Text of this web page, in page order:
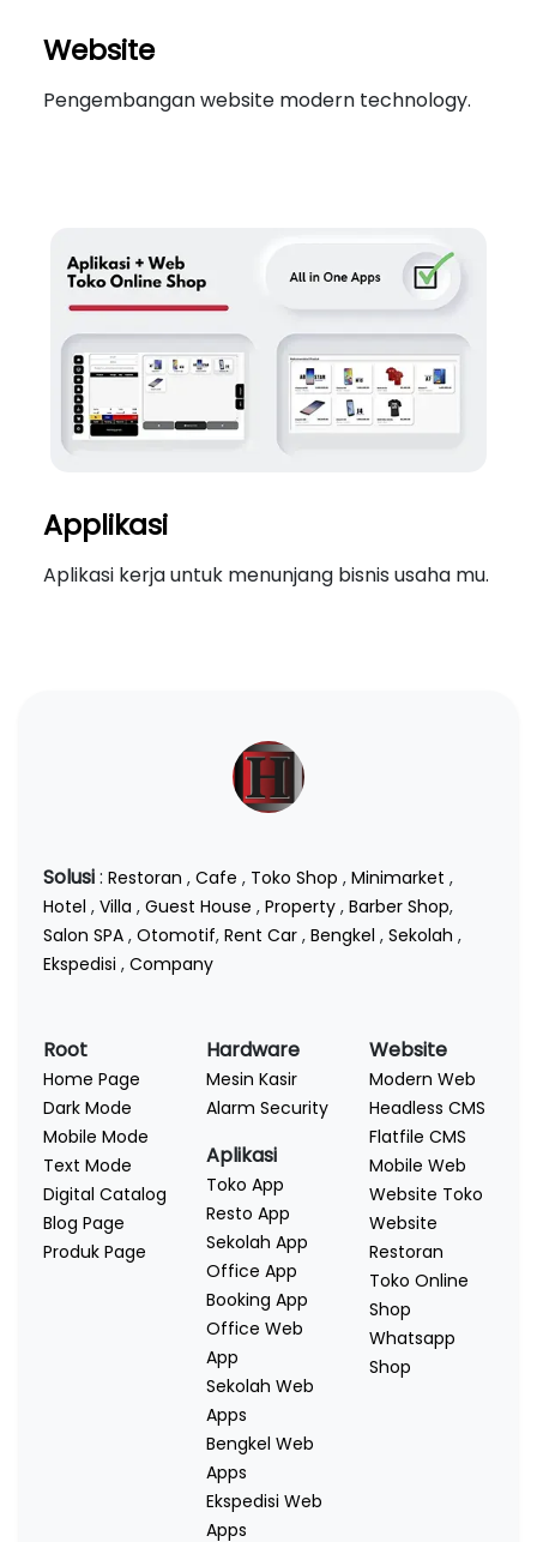
Website
Pengembangan website modern technology.
Applikasi
Aplikasi kerja untuk menunjang bisnis usaha mu.
Solusi: Restoran , Cafe , Toko Shop , Minimarket ,
Hotel , Villa , Guest House , Property , Barber Shop,
Salon SPA , Otomotif, Rent Car , Bengkel , Sekolah ,
Ekspedisi , Company
Root
Home Page
Dark Mode
Mobile Mode
Text Mode
Digital Catalog
Blog Page
Produk Page
Hardware
Mesin Kasir
Alarm Security
Aplikasi
Toko App
Resto App
Sekolah App
Office App
Booking App
Office Web
App
Sekolah Web
Apps
Bengkel Web
Apps
Ekspedisi Web
Apps
Website
Modern Web
Headless CMS
Flatfile CMS
Mobile Web
Website Toko
Website
Restoran
Toko Online
Shop
Whatsapp
Shop